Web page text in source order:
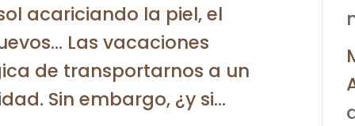
acariciando la piel, el
Las vacaciones
de transportarnos a un
Sin embargo, ¿y si...